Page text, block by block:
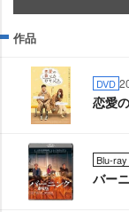
作品
DVD
恋愛
Blu-ray
バー